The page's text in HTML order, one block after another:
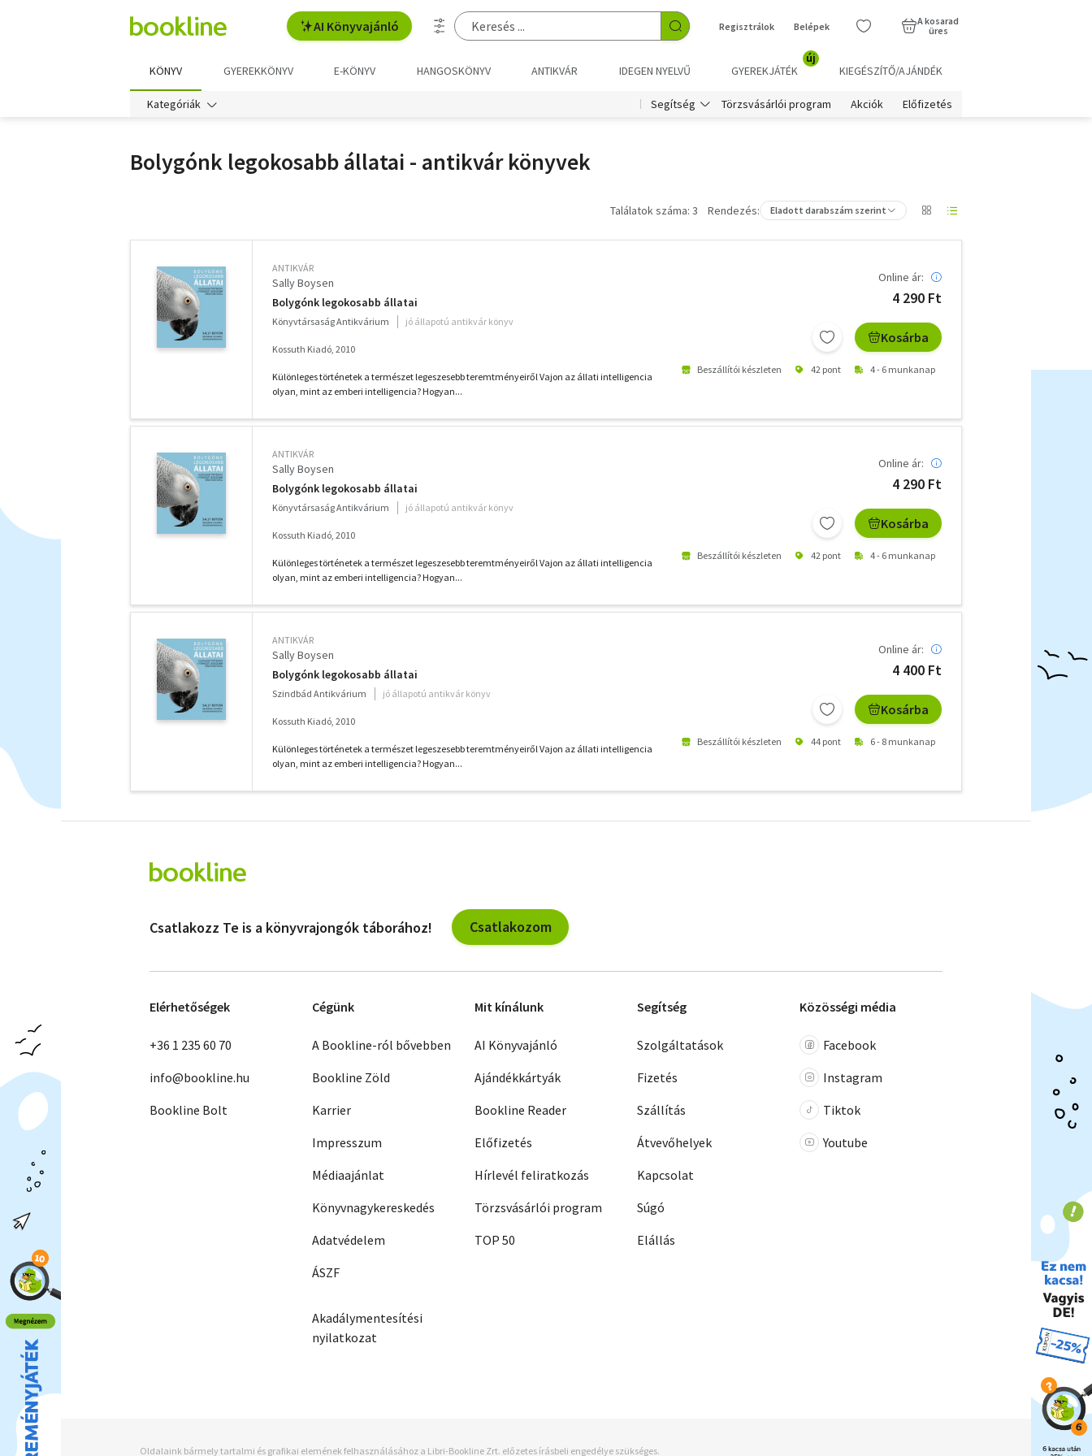
AI Könyvajánló Regisztrálok Belépek
A kosarad
üres
KÖNYV GYEREKKÖNYV E-KÖNYV HANGOSKÖNYV ANTIKVÁR IDEGEN NYELVŰ GYEREKJÁTÉK
új
KIEGÉSZÍTŐ/AJÁNDÉK
Kategóriák Segítség Törzsvásárlói program Akciók Előfizetés
Bolygónk legokosabb állatai - antikvár könyvek
Találatok száma: 3 Rendezés: Eladott darabszám szerint
ANTIKVÁR
Sally Boysen
Bolygónk legokosabb állatai
Könyvtársaság Antikvárium jó állapotú antikvár könyv
Kossuth Kiadó, 2010
Különleges történetek a természet legeszesebb teremtményeiről Vajon az állati intelligencia
olyan, mint az emberi intelligencia? Hogyan...
Online ár:
4 290 Ft
Kosárba
Beszállítói készleten 42 pont 4 - 6 munkanap
ANTIKVÁR
Sally Boysen
Bolygónk legokosabb állatai
Könyvtársaság Antikvárium jó állapotú antikvár könyv
Kossuth Kiadó, 2010
Különleges történetek a természet legeszesebb teremtményeiről Vajon az állati intelligencia
olyan, mint az emberi intelligencia? Hogyan...
Online ár:
4 290 Ft
Kosárba
Beszállítói készleten 42 pont 4 - 6 munkanap
ANTIKVÁR
Sally Boysen
Bolygónk legokosabb állatai
Szindbád Antikvárium jó állapotú antikvár könyv
Kossuth Kiadó, 2010
Különleges történetek a természet legeszesebb teremtményeiről Vajon az állati intelligencia
olyan, mint az emberi intelligencia? Hogyan...
Online ár:
4 400 Ft
Kosárba
Beszállítói készleten 44 pont 6 - 8 munkanap
szűrők
Csatlakozz Te is a könyvrajongók táborához! Csatlakozom
Elérhetőségek
+36 1 235 60 70
info@bookline.hu
Bookline Bolt
Cégünk
A Bookline-ról bővebben
Bookline Zöld
Karrier
Impresszum
Médiaajánlat
Könyvnagykereskedés
Adatvédelem
ÁSZF
Akadálymentesítési
nyilatkozat
Mit kínálunk
AI Könyvajánló
Ajándékkártyák
Bookline Reader
Előfizetés
Hírlevél feliratkozás
Törzsvásárlói program
TOP 50
Segítség
Szolgáltatások
Fizetés
Szállítás
Átvevőhelyek
Kapcsolat
Súgó
Elállás
Közösségi média
Facebook
Instagram
Tiktok
Youtube
Oldalaink bármely tartalmi és grafikai elemének felhasználásához a Libri-Bookline Zrt. előzetes írásbeli engedélye szükséges.